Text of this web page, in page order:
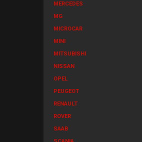
MERCEDES
MG
MICROCAR
MINI
MITSUBISHI
NISSAN
OPEL
PEUGEOT
RENAULT
ROVER
SAAB